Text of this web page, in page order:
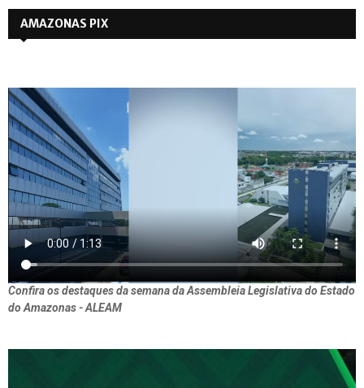
AMAZONAS PIX
Confira os destaques da semana da Assembleia Legislativa do Estado
do Amazonas - ALEAM